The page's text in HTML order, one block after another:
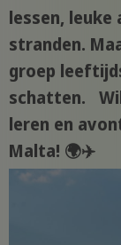
lessen,
stranden.
groep
schatten.
leren en
Malta! 🌍✈️